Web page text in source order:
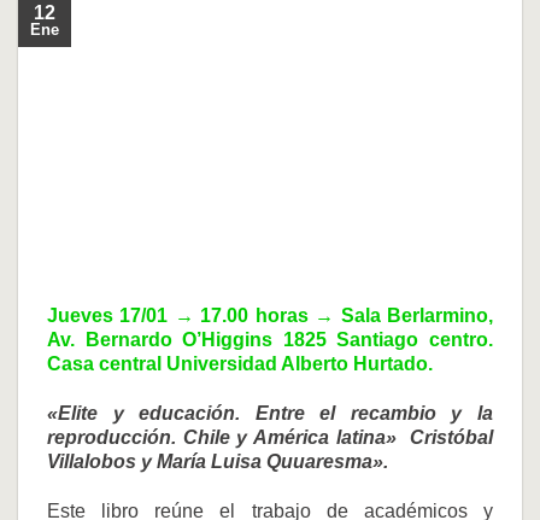
12
Ene
Jueves 17/01 → 17.00 horas → Sala Berlarmino,
Av. Bernardo O’Higgins 1825 Santiago centro.
Casa central Universidad Alberto Hurtado.
«Elite y educación. Entre el recambio y la
reproducción. Chile y América latina» Cristóbal
Villalobos y María Luisa Quuaresma».
Este libro reúne el trabajo de académicos y